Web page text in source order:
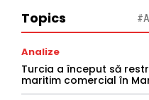
Topics
Analize
Turcia a început să
maritim comercial în